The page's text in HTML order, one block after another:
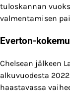
tuloskannan
valmentamisen
Everton-
Chelsean jälkeen
alkuvuodesta
haastavassa